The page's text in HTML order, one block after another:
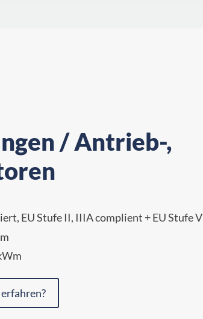
/ Antrieb-,
EU Stufe II, IIIA complient + EU Stufe V